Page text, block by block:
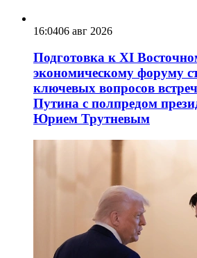
16:0406 авг 2026
Подготовка к XI
экономическому форуму
ключевых вопросов
Путина с полпредом
Юрием Трутневым